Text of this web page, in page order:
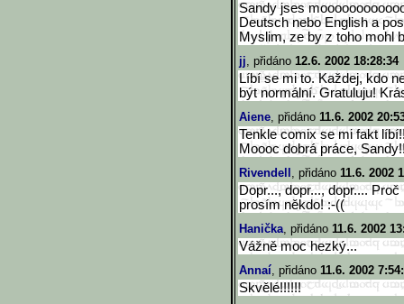
Sandy jses
Deutsch nebo English a
Myslim, ze by z toho mohl
jj, přidáno 12.6. 2002 18:28:34
Líbí se mi to. Každej, kdo
být normální. Gratuluju!
Aiene, přidáno 11.6. 2002
Tenkle comix se mi fakt
Moooc dobrá práce,
Rivendell , přidáno 11.6. 2002
Dopr..., dopr..., dopr....
prosím někdo! :-((
Hanička, přidáno 11.6. 2002
Vážně moc hezký...
Annaí, přidáno 11.6. 2002
Skvělé!!!!!!